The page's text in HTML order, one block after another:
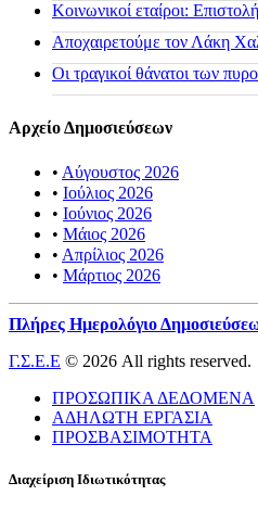
Κοινωνικοί εταίροι:
Αποχαιρετούμε τον Λάκη
Οι τραγικοί θάνατοι των
Αρχείο Δημοσιεύσεων
• Αύγουστος 2026
• Ιούλιος 2026
• Ιούνιος 2026
• Μάιος 2026
• Απρίλιος 2026
• Μάρτιος 2026
Πλήρες Ημερολόγιο
Γ.Σ.Ε.Ε © 2026 All rights reserved.
ΠΡΟΣΩΠΙΚΑ ΔΕΔΟΜΕΝΑ
ΑΔΗΛΩΤΗ ΕΡΓΑΣΙΑ
ΠΡΟΣΒΑΣΙΜΟΤΗΤΑ
Διαχείριση Ιδιωτικότητας